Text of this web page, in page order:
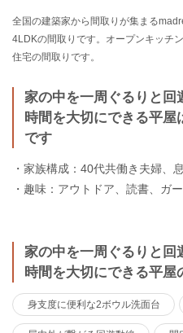
全国の建築家から間取りが集まる
4LDKの間取りです。オープンキッチ
住宅の間取りです。
家の中を一周ぐるりと回
時間を大切にできる平屋
です
・家族構成：40代共働き夫婦、
・趣味：アウトドア、読書、ガ
家の中を一周ぐるりと回
時間を大切にできる平屋
身支度に便利な2ボウル洗面台